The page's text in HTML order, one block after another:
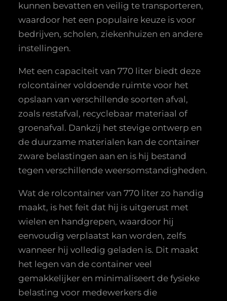
kunnen bevatten en veilig te transporteren,
waardoor het een populaire keuze is voor
bedrijven, scholen, ziekenhuizen en andere
instellingen.
Met een capaciteit van 770 liter biedt deze
rolcontainer voldoende ruimte voor het
opslaan van verschillende soorten afval,
zoals restafval, recyclebaar materiaal of
groenafval. Dankzij het stevige ontwerp en
de duurzame materialen kan de container
zware belastingen aan en is hij bestand
tegen verschillende weersomstandigheden.
Wat de rolcontainer van 770 liter zo handig
maakt, is het feit dat hij is uitgerust met
wielen en handgrepen, waardoor hij
eenvoudig verplaatst kan worden, zelfs
wanneer hij volledig geladen is. Dit maakt
het legen van de container veel
gemakkelijker en minimaliseert de fysieke
belasting voor medewerkers die